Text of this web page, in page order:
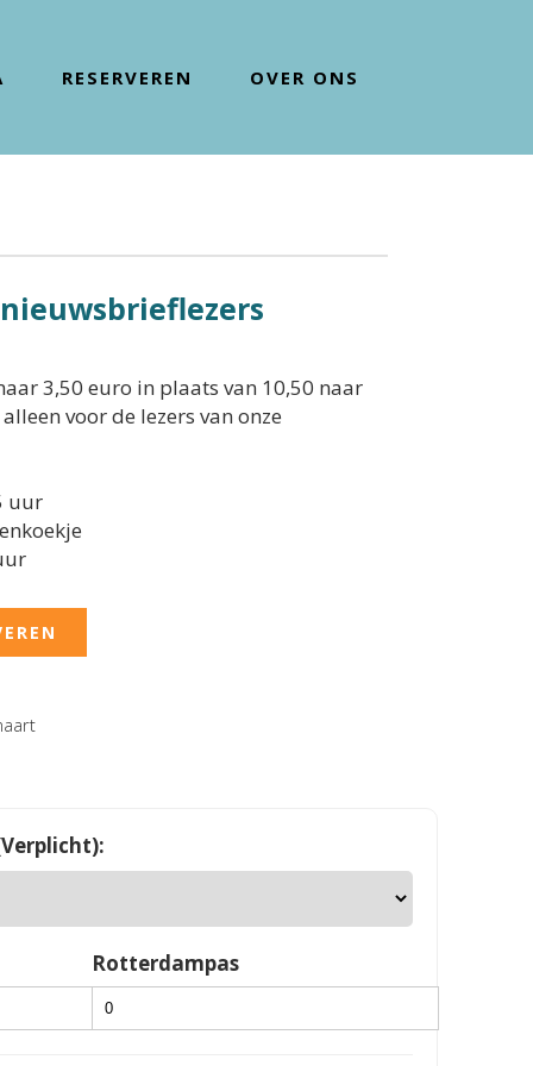
RESERVEREN OVER ONS
3,50 euro in plaats van 10,50 naar
voor de lezers van onze
uur
Rotterdampas